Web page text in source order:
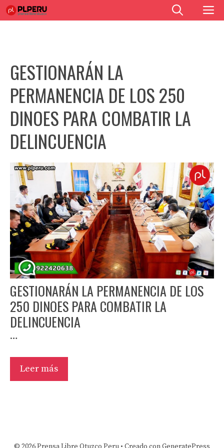
Saltar
al
GESTIONARÁN LA
PERMANENCIA DE LOS 250
DINOES PARA COMBATIR LA
DELINCUENCIA
GESTIONARÁN LA PERMANENCIA DE LOS
250 DINOES PARA COMBATIR LA
DELINCUENCIA
…
Leer más